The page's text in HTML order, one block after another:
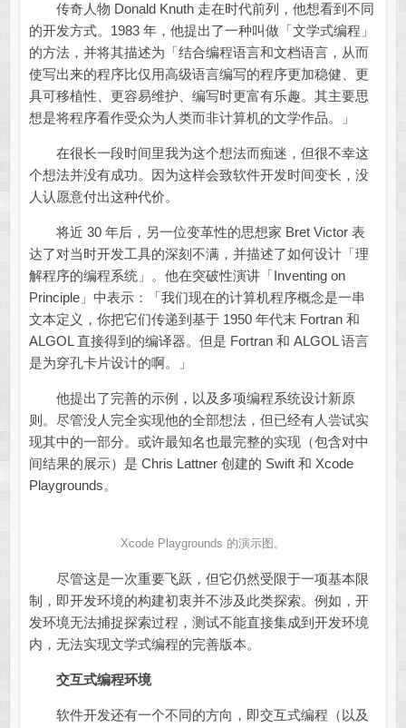
传奇人物 Donald Knuth 走在时代前列，他想看到不同
的开发方式。1983 年，他提出了一种叫做「文学式编程」
的方法，并将其描述为「结合编程语言和文档语言，从而
使写出来的程序比仅用高级语言编写的程序更加稳健、更
具可移植性、更容易维护、编写时更富有乐趣。其主要思
想是将程序看作受众为人类而非计算机的文学作品。」
在很长一段时间里我为这个想法而痴迷，但很不幸这
个想法并没有成功。因为这样会致软件开发时间变长，没
人认愿意付出这种代价。
将近 30 年后，另一位变革性的思想家 Bret Victor 表
达了对当时开发工具的深刻不满，并描述了如何设计「理
解程序的编程系统」。他在突破性演讲「Inventing on
Principle」中表示：「我们现在的计算机程序概念是一串
文本定义，你把它们传递到基于 1950 年代末 Fortran 和
ALGOL 直接得到的编译器。但是 Fortran 和 ALGOL 语言
是为穿孔卡片设计的啊。」
他提出了完善的示例，以及多项编程系统设计新原
则。尽管没人完全实现他的全部想法，但已经有人尝试实
现其中的一部分。或许最知名也最完整的实现（包含对中
间结果的展示）是 Chris Lattner 创建的 Swift 和 Xcode
Playgrounds。
Xcode Playgrounds 的演示图。
尽管这是一次重要飞跃，但它仍然受限于一项基本限
制，即开发环境的构建初衷并不涉及此类探索。例如，开
发环境无法捕捉探索过程，测试不能直接集成到开发环境
内，无法实现文学式编程的完善版本。
交互式编程环境
软件开发还有一个不同的方向，即交互式编程（以及